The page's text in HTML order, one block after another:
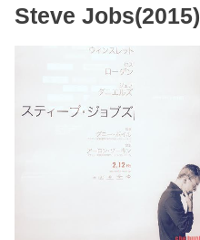
Steve Jobs(2015)